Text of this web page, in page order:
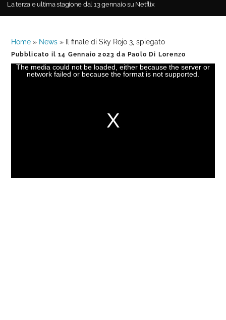
La terza e ultima stagione dal 13 gennaio su Netflix
Home » News » Il finale di Sky Rojo 3, spiegato
Pubblicato il14 Gennaio 2023 da Paolo Di Lorenzo
The media could not be loaded, either because the server or
network failed or because the format is not supported.